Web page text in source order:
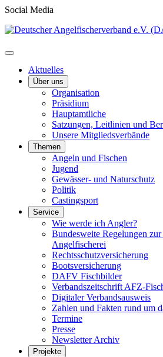
Social Media
Aktuelles
Über uns
Organisation
Präsidium
Hauptamtliche
Satzungen, Leitlinien und
Unsere Mitgliedsverbände
Themen
Angeln und Fischen
Jugend
Gewässer- und Naturschutz
Politik
Castingsport
Service
Wie werde ich Angler?
Bundesweite Regelungen
Angelfischerei
Rechtsschutzversicherung
Bootsversicherung
DAFV Fischbilder
Verbandszeitschrift AFZ-
Digitaler Verbandsausweis
Zahlen und Fakten rund um
Termine
Presse
Newsletter Archiv
Projekte